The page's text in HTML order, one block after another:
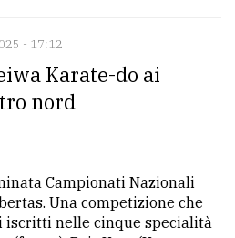
- 17:12
Karate-do ai
nord
Campionati Nazionali
Una competizione che
iscritti nelle cinque specialità